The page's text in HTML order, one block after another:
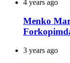
4 years ago
Menko
3 years ago